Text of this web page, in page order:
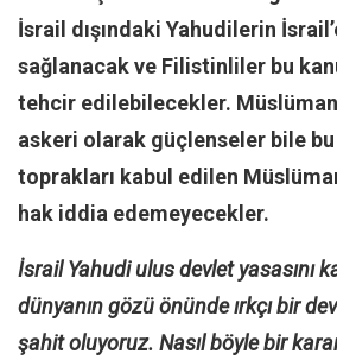
Abir E. Nahas
Amina S. Jenenkovic
Bu Sayı
Kategoriler
Kültür Sanat
İsrail dışındaki Yahudilerin
sağlanacak ve Filistinliler bu
tehcir edilebilecekler.
askeri olarak güçlenseler bile
toprakları kabul edilen
hak iddia edemeyecekler.
İsrail Yahudi ulus devlet yasasını
dünyanın gözü önünde ırkçı bir
şahit oluyoruz. Nasıl böyle bir